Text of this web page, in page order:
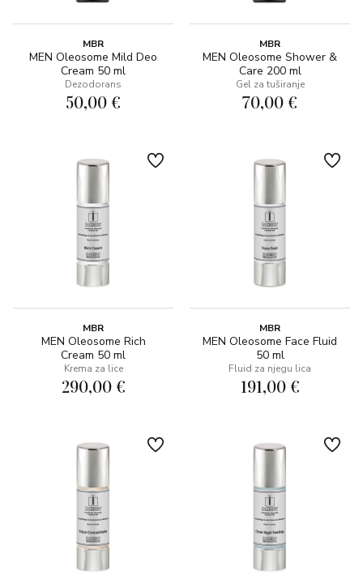
MBR
MEN Oleosome Mild Deo
Cream 50 ml
Dezodorans
50,00 €
MBR
MEN Oleosome Shower &
Care 200 ml
Gel za tuširanje
70,00 €
MBR
MEN Oleosome Rich
Cream 50 ml
Krema za lice
290,00 €
MBR
MEN Oleosome Face Fluid
50 ml
Fluid za njegu lica
191,00 €